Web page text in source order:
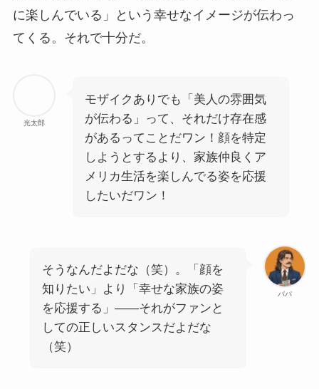
に楽しんでいる」という幸せなイメージが伝わっ
てくる。それで十分だ。
光太郎
モザイクありでも「美人の雰囲気
が伝わる」って、それだけ存在感
があるってことだワン！顔を特定
しようとするより、家族仲良くア
メリカ生活を楽しんでる姿を応援
したいだワン！
パパ
そうなんだよだな（笑）。「顔を
知りたい」より「幸せな家族の姿
を応援する」——それがファンと
しての正しいスタンスだよだな
（笑）